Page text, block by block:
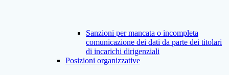
Sanzioni per mancata o incompleta
comunicazione dei dati da parte dei titolari
di incarichi dirigenziali
Posizioni organizzative